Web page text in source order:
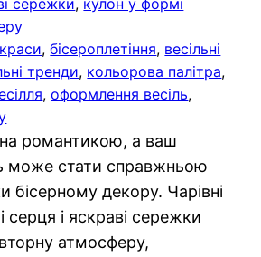
сережки, кулон у формі
, бісероплетіння, весільні
тренди, кольорова палітра
, оформлення весіль
романтикою, а ваш
може стати справжньою
бісерному декору. Чарівні
серця і яскраві сережки
атмосферу,